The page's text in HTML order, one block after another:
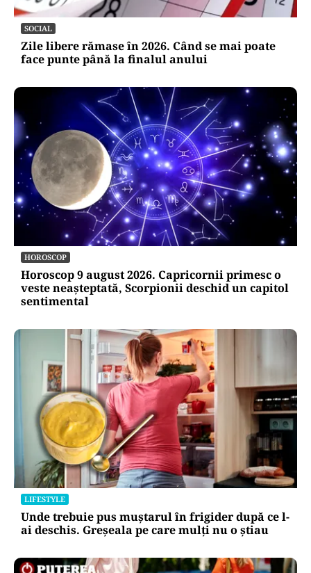
Pe cine vede premier Crin Antonescu în locul
lui Ilie Bolojan. Numele pe care l-ar desemna,
dacă ar fi președinte
Zile libere rămase în 2026. Când se mai poate
face punte până la finalul anului
HOROSCOP
Horoscop 9 august 2026. Capricornii primesc o
veste neașteptată, Scorpionii deschid un capitol
sentimental